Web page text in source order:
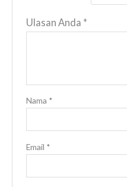
Ulasan Anda *
Nama *
Email *